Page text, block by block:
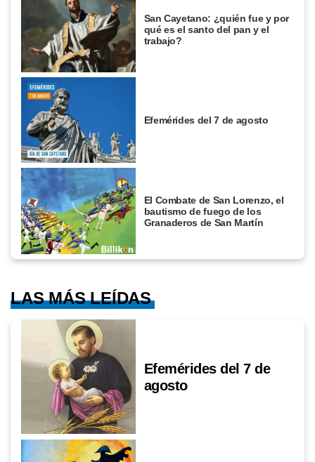
San Cayetano: ¿quién fue y por
qué es el santo del pan y el
trabajo?
Efemérides del 7 de agosto
El Combate de San Lorenzo, el
bautismo de fuego de los
Granaderos de San Martín
LAS MÁS LEÍDAS
Efemérides del 7 de
agosto